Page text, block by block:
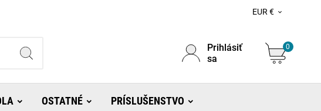
EUR € 
Prihlásiť
sa
0
OSTATNÉ PRÍSLUŠENSTVO